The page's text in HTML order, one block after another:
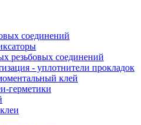
соединений
резьбовых соединений
- уплотнители прокладок
клей
герметики